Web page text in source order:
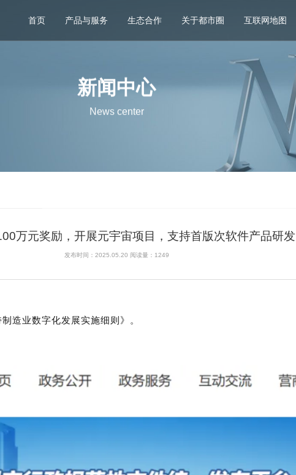
首页 产品与服务 生态合作 关于都市圈 互联网地图
新闻中心
News center
万元奖励，开展元宇宙项目，支持首版次软件产品研发
发布时间：2025.05.20 阅读量： 1249
造业数字化发展实施细则》。